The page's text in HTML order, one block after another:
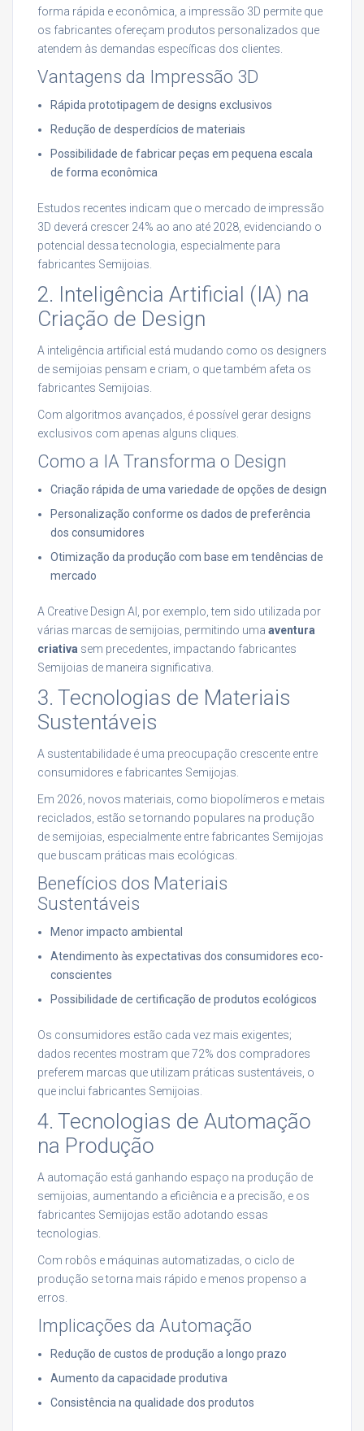
forma rápida e econômica, a impressão 3D permite que
os fabricantes ofereçam produtos personalizados que
atendem às demandas específicas dos clientes.
Vantagens da Impressão 3D
Rápida prototipagem de designs exclusivos
Redução de desperdícios de materiais
Possibilidade de fabricar peças em pequena escala
de forma econômica
Estudos recentes indicam que o mercado de impressão
3D deverá crescer 24% ao ano até 2028, evidenciando o
potencial dessa tecnologia, especialmente para
fabricantes Semijoias.
2. Inteligência Artificial (IA) na
Criação de Design
A inteligência artificial está mudando como os designers
de semijoias pensam e criam, o que também afeta os
fabricantes Semijoias.
Com algoritmos avançados, é possível gerar designs
exclusivos com apenas alguns cliques.
Como a IA Transforma o Design
Criação rápida de uma variedade de opções de design
Personalização conforme os dados de preferência
dos consumidores
Otimização da produção com base em tendências de
mercado
A Creative Design AI, por exemplo, tem sido utilizada por
várias marcas de semijoias, permitindo uma aventura
criativa sem precedentes, impactando fabricantes
Semijoias de maneira significativa.
3. Tecnologias de Materiais
Sustentáveis
A sustentabilidade é uma preocupação crescente entre
consumidores e fabricantes Semijojas.
Em 2026, novos materiais, como biopolímeros e metais
reciclados, estão se tornando populares na produção
de semijoias, especialmente entre fabricantes Semijojas
que buscam práticas mais ecológicas.
Benefícios dos Materiais
Sustentáveis
Menor impacto ambiental
Atendimento às expectativas dos consumidores eco-
conscientes
Possibilidade de certificação de produtos ecológicos
Os consumidores estão cada vez mais exigentes;
dados recentes mostram que 72% dos compradores
preferem marcas que utilizam práticas sustentáveis, o
que inclui fabricantes Semijoias.
4. Tecnologias de Automação
na Produção
A automação está ganhando espaço na produção de
semijoias, aumentando a eficiência e a precisão, e os
fabricantes Semijojas estão adotando essas
tecnologias.
Com robôs e máquinas automatizadas, o ciclo de
produção se torna mais rápido e menos propenso a
erros.
Implicações da Automação
Redução de custos de produção a longo prazo
Aumento da capacidade produtiva
Consistência na qualidade dos produtos